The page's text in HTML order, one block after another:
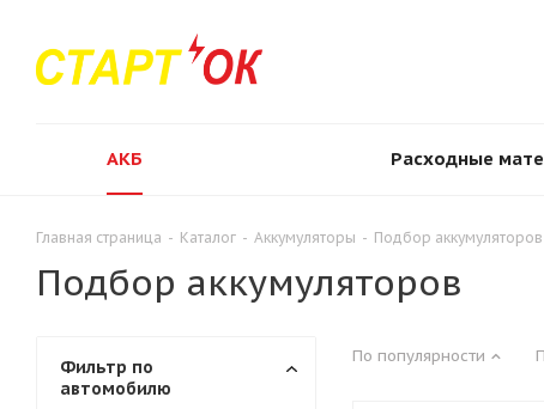
АКБ Расходные
Главная страница - Каталог - Аккумуляторы - Подбор аккумуляторов
Подбор аккумуляторов
По популярности
Фильтр по
автомобилю